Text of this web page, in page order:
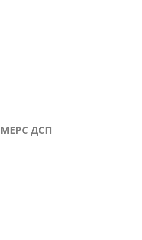
МЕРС ДСП